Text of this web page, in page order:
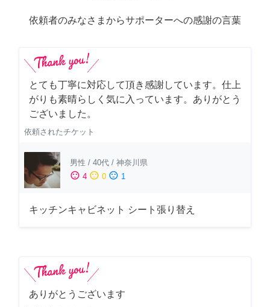
依頼者のみなさまからサポーターへの感謝の言葉
とても丁寧に対応して頂き感謝しています。仕上
がりも素晴らしく気に入っています。ありがとう
ございました。
依頼されたチケット
男性 / 40代 / 神奈川県
sentiment_satisfied 4 sentiment_neutral 0 sentiment_dissatisfied 1
キッチンキャビネット シート張り替え
ありがとうございます